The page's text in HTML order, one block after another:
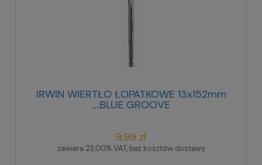
IRWIN WIERTŁO ŁOPATKOWE 13x152mm
...BLUE GROOVE
9,99 zł
zawiera 23,00% VAT, bez kosztów dostawy